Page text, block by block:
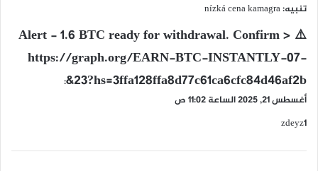
تنبيه:nízká cena kamagra
ي
و
ل
⚠️ Alert - 1.6 BTC ready for withdrawal. Confirm >
https://graph.org/EARN-BTC-INSTANTLY-07-
23?hs=3ffa128ffa8d77c61ca6cfc84d46af2b&
:
أغسطس 21, 2025 الساعة 11:02 ص
zdeyz1